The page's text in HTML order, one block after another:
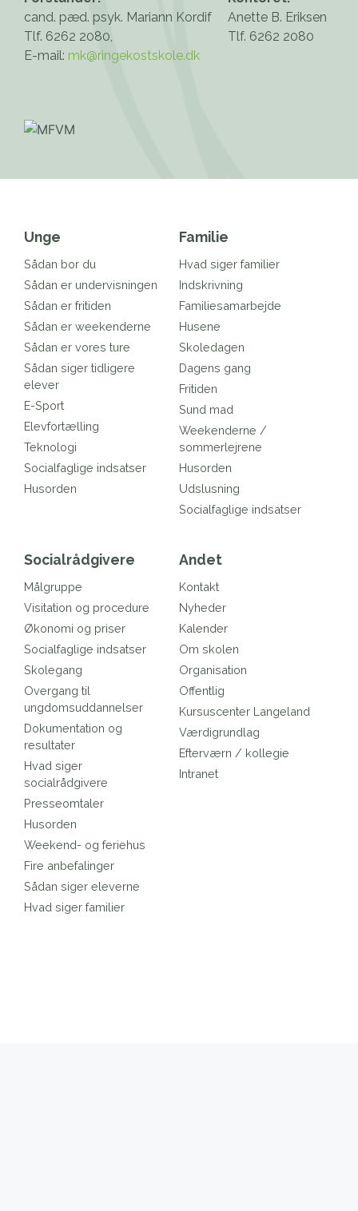
cand. pæd. psyk. Mariann Kordif
Tlf. 6262 2080,
E-mail: mk@ringekostskole.dk
Anette B. Eriksen
Tlf. 6262 2080
Unge
Sådan bor du
Sådan er undervisningen
Sådan er fritiden
Sådan er weekenderne
Sådan er vores ture
Sådan siger tidligere
elever
E-Sport
Elevfortælling
Teknologi
Socialfaglige indsatser
Husorden
Familie
Hvad siger familier
Indskrivning
Familiesamarbejde
Husene
Skoledagen
Dagens gang
Fritiden
Sund mad
Weekenderne /
sommerlejrene
Husorden
Udslusning
Socialfaglige indsatser
Socialrådgivere
Målgruppe
Visitation og procedure
Økonomi og priser
Socialfaglige indsatser
Skolegang
Overgang til
ungdomsuddannelser
Dokumentation og
resultater
Hvad siger
socialrådgivere
Presseomtaler
Husorden
Weekend- og feriehus
Fire anbefalinger
Sådan siger eleverne
Hvad siger familier
Andet
Kontakt
Nyheder
Kalender
Om skolen
Organisation
Offentlig
Kursuscenter Langeland
Værdigrundlag
Efterværn / kollegie
Intranet